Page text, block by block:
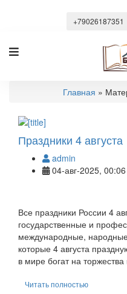
+79026187351
Главная »
Праздники 4 августа
admin
04-авг-2025, 00:06
Все праздники России 4
государственные и
международные,
которые 4 августа
в мире богат на
Читать полностью